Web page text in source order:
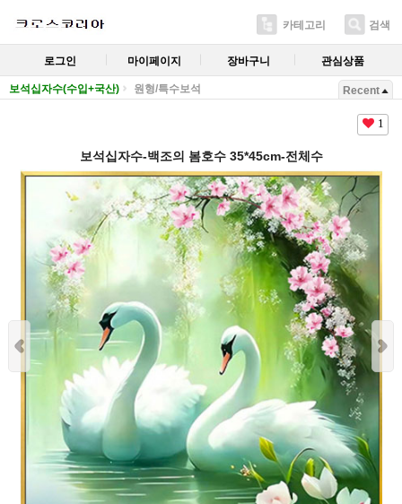
카테고리 검색
로그인 마이페이지 장바구니 관심상품
보석십자수(수입+국산) 원형/특수보석 Recent
1
보석십자수-백조의 봄호수 35*45cm-전체수